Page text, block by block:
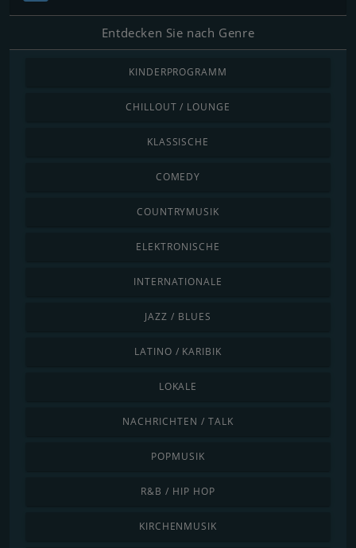
Entdecken Sie nach Genre
KINDERPROGRAMM
CHILLOUT / LOUNGE
KLASSISCHE
COMEDY
COUNTRYMUSIK
ELEKTRONISCHE
INTERNATIONALE
JAZZ / BLUES
LATINO / KARIBIK
LOKALE
NACHRICHTEN / TALK
POPMUSIK
R&B / HIP HOP
KIRCHENMUSIK